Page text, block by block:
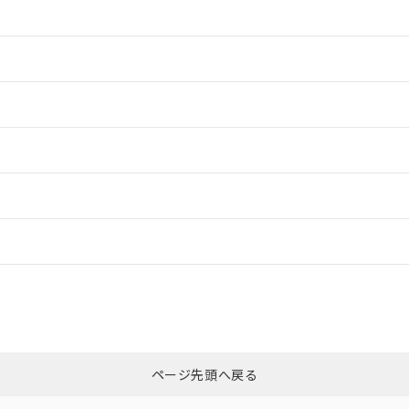
ダウンロードはこちらページ先頭へ戻る